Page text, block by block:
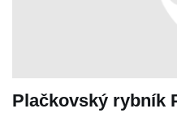
Plačkovský rybník